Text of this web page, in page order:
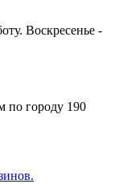
Воскресенье -
по городу 190